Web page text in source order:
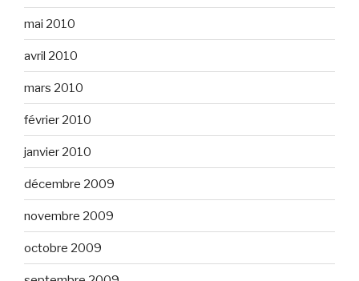
mai 2010
avril 2010
mars 2010
février 2010
janvier 2010
décembre 2009
novembre 2009
octobre 2009